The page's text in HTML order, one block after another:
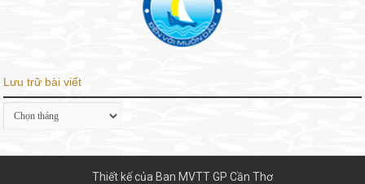
Lưu trữ bài viết
Lưu
trữ
Thiết kế của Ban MVTT GP Cần Thơ